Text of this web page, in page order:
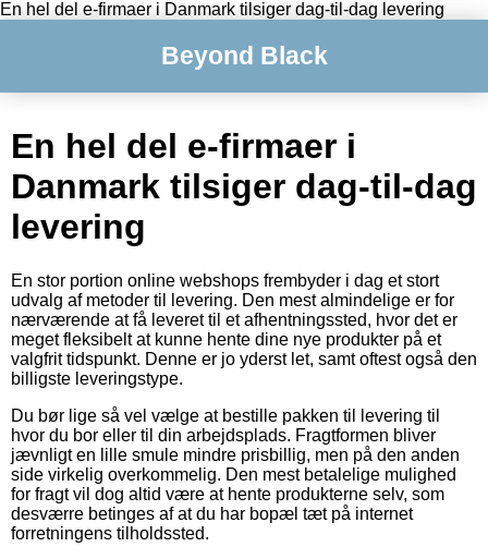
En hel del e-firmaer i Danmark tilsiger dag-til-dag levering
Beyond Black
En hel del e-firmaer i
Danmark tilsiger dag-til-dag
levering
En stor portion online webshops frembyder i dag et stort
udvalg af metoder til levering. Den mest almindelige er for
nærværende at få leveret til et afhentningssted, hvor det er
meget fleksibelt at kunne hente dine nye produkter på et
valgfrit tidspunkt. Denne er jo yderst let, samt oftest også den
billigste leveringstype.
Du bør lige så vel vælge at bestille pakken til levering til
hvor du bor eller til din arbejdsplads. Fragtformen bliver
jævnligt en lille smule mindre prisbillig, men på den anden
side virkelig overkommelig. Den mest betalelige mulighed
for fragt vil dog altid være at hente produkterne selv, som
desværre betinges af at du har bopæl tæt på internet
forretningens tilholdssted.